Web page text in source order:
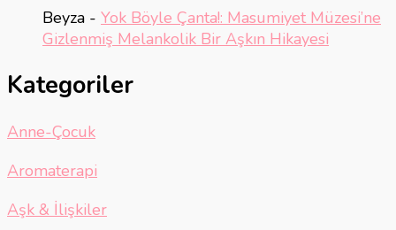
Beyza - Yok Böyle Çanta!: Masumiyet Müzesi’ne
Gizlenmiş Melankolik Bir Aşkın Hikayesi
Kategoriler
Anne-Çocuk
Aromaterapi
Aşk & İlişkiler